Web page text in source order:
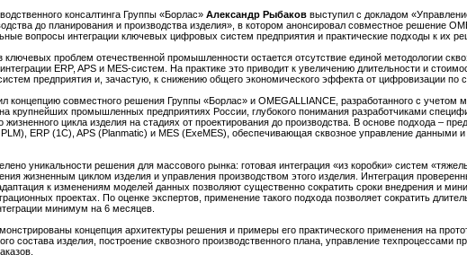
консалтинга Группы «Борлас» Александр Рыбаков выступил с докладом
до планирования и производства изделия», в котором анонсировал совместное решение
вопросы интеграции ключевых цифровых систем предприятия и практические подходы к их
ключевых проблем отечественной промышленности остается отсутствие единой методологии
ERP, APS и MES-систем. На практике это приводит к увеличению длительности и
предприятия и, зачастую, к снижению общего экономического эффекта от цифровизации по
концепцию совместного решения Группы «Борлас» и OMEGALLIANCE, разработанного с учетом
крупнейших промышленных предприятиях России, глубокого понимания разработчиками
жизненного цикла изделия на стадиях от проектирования до производства. В основе подхода –
ERP (1С), APS (Planmatic) и MES (ExeMES), обеспечивающая сквозное управление данными и
уникальности решения для массового рынка: готовая интеграция «из коробки» систем
жизненным циклом изделия и управления производством этого изделия. Интеграция
к изменениям моделей данных позволяют существенно сократить сроки внедрения и
проектах. По оценке экспертов, применение такого подхода позволяет сократить
минимум на 6 месяцев.
концепция архитектуры решения и примеры его практического применения на
состава изделия, построение сквозного производственного плана, управление техпроцессами